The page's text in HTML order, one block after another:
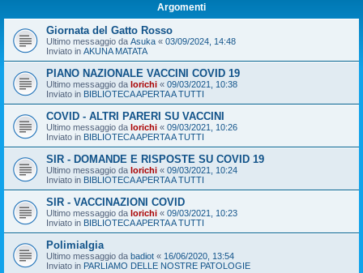
Argomenti
Giornata del Gatto Rosso
Ultimo messaggio da Asuka « 03/09/2024, 14:48
Inviato in AKUNA MATATA
PIANO NAZIONALE VACCINI COVID 19
Ultimo messaggio da lorichi « 09/03/2021, 10:38
Inviato in BIBLIOTECA APERTA A TUTTI
COVID - ALTRI PARERI SU VACCINI
Ultimo messaggio da lorichi « 09/03/2021, 10:26
Inviato in BIBLIOTECA APERTA A TUTTI
SIR - DOMANDE E RISPOSTE SU COVID 19
Ultimo messaggio da lorichi « 09/03/2021, 10:24
Inviato in BIBLIOTECA APERTA A TUTTI
SIR - VACCINAZIONI COVID
Ultimo messaggio da lorichi « 09/03/2021, 10:23
Inviato in BIBLIOTECA APERTA A TUTTI
Polimialgia
Ultimo messaggio da badiot « 16/06/2020, 13:54
Inviato in PARLIAMO DELLE NOSTRE PATOLOGIE